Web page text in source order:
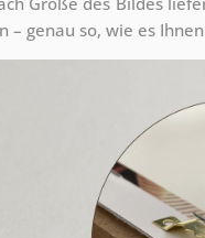
– genau so, wie es